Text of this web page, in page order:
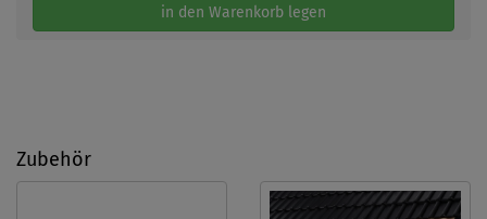
in den Warenkorb legen
Zubehör